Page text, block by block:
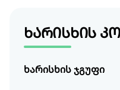
ხარისხის
ხარისხის ჯგუფი